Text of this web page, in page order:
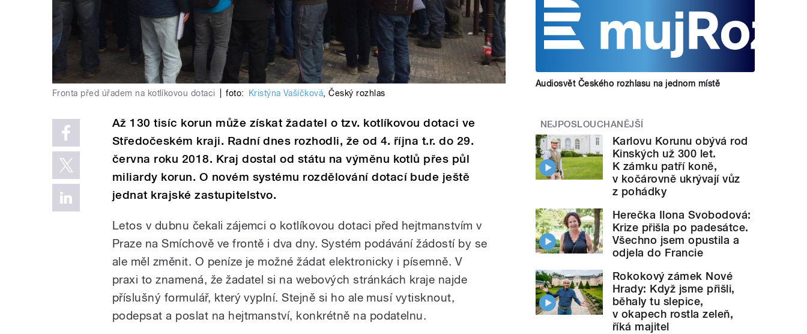
Fronta před úřadem na kotlíkovou dotaci foto: Kristýna Vašíčková,Český rozhlas
Až 130 tisíc korun může získat žadatel o tzv. kotlíkovou dotaci ve
Středočeském kraji. Radní dnes rozhodli, že od 4. října t.r. do 29.
června roku 2018. Kraj dostal od státu na výměnu kotlů přes půl
miliardy korun. O novém systému rozdělování dotací bude ještě
jednat krajské zastupitelstvo.
Letos v dubnu čekali zájemci o kotlíkovou dotaci před hejtmanstvím v
Praze na Smíchově ve frontě i dva dny. Systém podávání žádostí by se
ale měl změnit. O peníze je možné žádat elektronicky i písemně. V
praxi to znamená, že žadatel si na webových stránkách kraje najde
příslušný formulář, který vyplní. Stejně si ho ale musí vytisknout,
podepsat a poslat na hejtmanství, konkrétně na podatelnu.
Audiosvět Českého rozhlasu na jednom místě
NEJPOSLOUCHANĚJŠÍ
Karlovu Korunu obývá rod
Kinských už 300 let.
K zámku patří koně,
v kočárovně ukrývají vůz
z pohádky
Herečka Ilona Svobodová:
Krize přišla po padesátce.
Všechno jsem opustila a
odjela do Francie
Rokokový zámek Nové
Hrady: Když jsme přišli,
běhaly tu slepice,
v okapech rostla zeleň,
říká majitel